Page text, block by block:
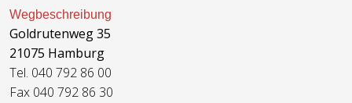
Wegbeschreibung
Goldrutenweg 35
21075 Hamburg
Tel. 040 792 86 00
Fax 040 792 86 30